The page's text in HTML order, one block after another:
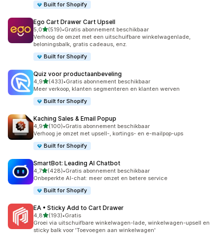
Built for Shopify
Ego Cart Drawer Cart Upsell
5,0van 5 sterren
(519)
519 recensies in totaal
•Gratis abonnement beschikbaar
Verhoog de omzet met een uitschuifbare winkelwagenlade,
beloningsbalk, gratis cadeaus, enz.
Built for Shopify
Quiz voor productaanbeveling
4,9van 5 sterren
(433)
433 recensies in totaal
•Gratis abonnement beschikbaar
Meer verkoop, klanten segmenteren en klanten werven
Built for Shopify
Kaching Sales & Email Popup
4,9van 5 sterren
(100)
100 recensies in totaal
•Gratis abonnement beschikbaar
Verhoog je omzet met upsell-, kortings- en e-mailpop-ups
Built for Shopify
SmartBot: Leading AI Chatbot
4,7van 5 sterren
(428)
428 recensies in totaal
•Gratis abonnement beschikbaar
Onbeperkte AI-chat: meer omzet en betere service
Built for Shopify
EA • Sticky Add to Cart Drawer
4,8van 5 sterren
(193)
193 recensies in totaal
•Gratis
Groei via uitschuifbare winkelwagen-lade, winkelwagen-upsell en
sticky balk voor 'Toevoegen aan winkelwagen'